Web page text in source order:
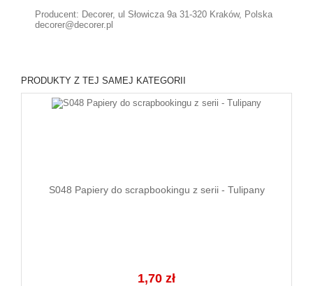
Producent: Decorer, ul Słowicza 9a 31-320 Kraków, Polska
decorer@decorer.pl
PRODUKTY Z TEJ SAMEJ KATEGORII
S048 Papiery do scrapbookingu z serii - Tulipany
1,70 zł